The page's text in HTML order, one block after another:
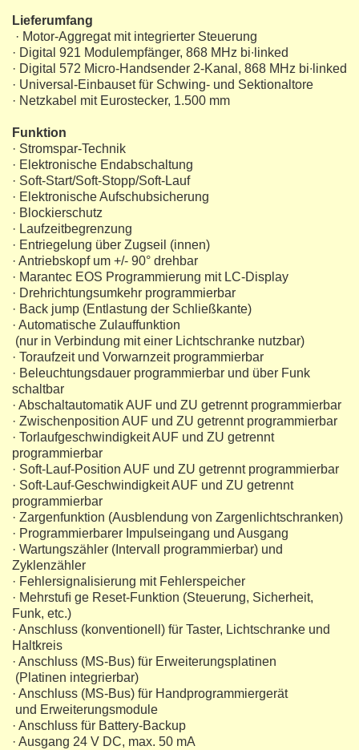
Lieferumfang
· Motor-Aggregat mit integrierter Steuerung
· Digital 921 Modulempfänger, 868 MHz bi∙linked
· Digital 572 Micro-Handsender 2-Kanal, 868 MHz bi∙linked
· Universal-Einbauset für Schwing- und Sektionaltore
· Netzkabel mit Eurostecker, 1.500 mm
Funktion
· Stromspar-Technik
· Elektronische Endabschaltung
· Soft-Start/Soft-Stopp/Soft-Lauf
· Elektronische Aufschubsicherung
· Blockierschutz
· Laufzeitbegrenzung
· Entriegelung über Zugseil (innen)
· Antriebskopf um +/- 90° drehbar
· Marantec EOS Programmierung mit LC-Display
· Drehrichtungsumkehr programmierbar
· Back jump (Entlastung der Schließkante)
· Automatische Zulauffunktion
(nur in Verbindung mit einer Lichtschranke nutzbar)
· Toraufzeit und Vorwarnzeit programmierbar
· Beleuchtungsdauer programmierbar und über Funk
schaltbar
· Abschaltautomatik AUF und ZU getrennt programmierbar
· Zwischenposition AUF und ZU getrennt programmierbar
· Torlaufgeschwindigkeit AUF und ZU getrennt
programmierbar
· Soft-Lauf-Position AUF und ZU getrennt programmierbar
· Soft-Lauf-Geschwindigkeit AUF und ZU getrennt
programmierbar
· Zargenfunktion (Ausblendung von Zargenlichtschranken)
· Programmierbarer Impulseingang und Ausgang
· Wartungszähler (Intervall programmierbar) und
Zyklenzähler
· Fehlersignalisierung mit Fehlerspeicher
· Mehrstuﬁ ge Reset-Funktion (Steuerung, Sicherheit,
Funk, etc.)
· Anschluss (konventionell) für Taster, Lichtschranke und
Haltkreis
· Anschluss (MS-Bus) für Erweiterungsplatinen
(Platinen integrierbar)
· Anschluss (MS-Bus) für Handprogrammiergerät
und Erweiterungsmodule
· Anschluss für Battery-Backup
· Ausgang 24 V DC, max. 50 mA